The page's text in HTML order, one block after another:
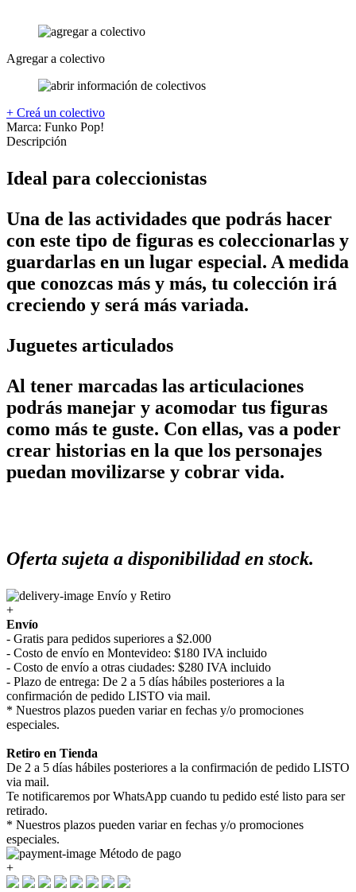
Agregar a colectivo
+ Creá un colectivo
Marca: Funko Pop!
Descripción
Ideal para coleccionistas
Una de las actividades que podrás hacer
con este tipo de figuras es coleccionarlas y
guardarlas en un lugar especial. A medida
que conozcas más y más, tu colección irá
creciendo y será más variada.
Juguetes articulados
Al tener marcadas las articulaciones
podrás manejar y acomodar tus figuras
como más te guste. Con ellas, vas a poder
crear historias en la que los personajes
puedan movilizarse y cobrar vida.
Oferta sujeta a disponibilidad en stock.
Envío y Retiro
+
Envío
- Gratis para pedidos superiores a $2.000
- Costo de envío en Montevideo: $180 IVA incluido
- Costo de envío a otras ciudades: $280 IVA incluido
- Plazo de entrega: De 2 a 5 días hábiles posteriores a la
confirmación de pedido LISTO via mail.
* Nuestros plazos pueden variar en fechas y/o promociones
especiales.
Retiro en Tienda
De 2 a 5 días hábiles posteriores a la confirmación de pedido LISTO
via mail.
Te notificaremos por WhatsApp cuando tu pedido esté listo para ser
retirado.
* Nuestros plazos pueden variar en fechas y/o promociones
especiales.
Método de pago
+